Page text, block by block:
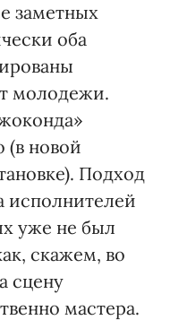
заметных
оба
молодежи.
(в новой
Подход
исполнителей
уже не был
скажем, во
сцену
мастера.